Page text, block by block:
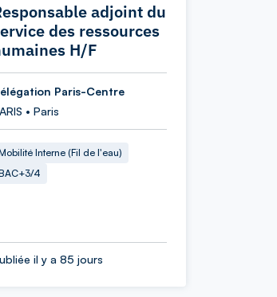
adjoint du
des ressources
H/F
Paris-Centre
• Paris
Interne (Fil de l'eau)
4
il y a 85 jours